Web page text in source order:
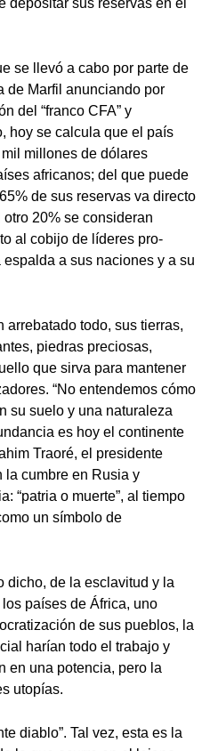
depositar sus reservas en el
se llevó a cabo por parte de
de Marfil anunciando por
del “franco CFA” y
hoy se calcula que el país
millones de dólares
africanos; del que puede
de sus reservas va directo
20% se consideran
al cobijo de líderes pro-
a sus naciones y a su
todo, sus tierras,
piedras preciosas,
que sirva para mantener
“No entendemos cómo
su suelo y una naturaleza
es hoy el continente
Traoré, el presidente
la cumbre en Rusia y
“patria o muerte”, al tiempo
un símbolo de
dicho, de la esclavitud y la
países de África, uno
de sus pueblos, la
harían todo el trabajo y
en una potencia, pero la
utopías.
diablo”. Tal vez, esta es la